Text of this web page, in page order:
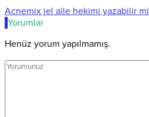
Acnemix jel aile hekimi yazabilir mi
Yorumlar
Henüz yorum yapılmamış.